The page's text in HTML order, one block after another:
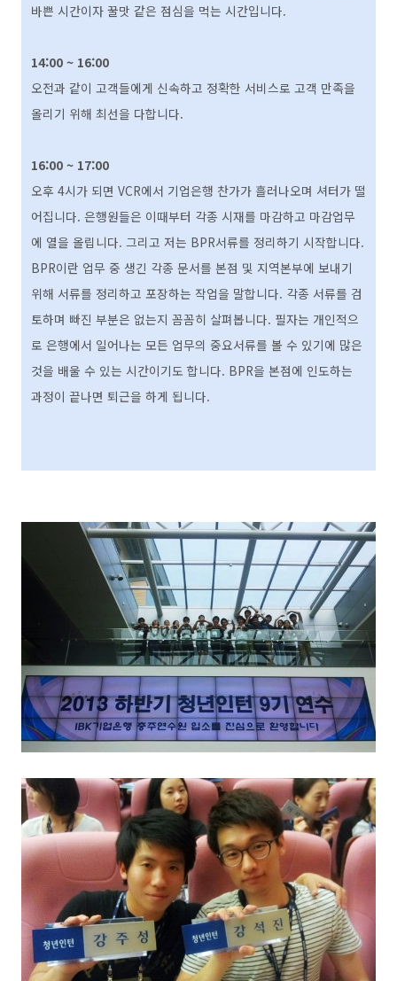
바쁜 시간이자 꿀맛 같은 점심을 먹는 시간입니다.
14:00 ~ 16:00
오전과 같이 고객들에게 신속하고 정확한 서비스로 고객 만족을
올리기 위해 최선을 다합니다.
16:00 ~ 17:00
오후 4시가 되면 VCR에서 기업은행 찬가가 흘러나오며 셔터가 떨
어집니다. 은행원들은 이때부터 각종 시재를 마감하고 마감업무
에 열을 올립니다. 그리고 저는 BPR서류를 정리하기 시작합니다.
BPR이란 업무 중 생긴 각종 문서를 본점 및 지역본부에 보내기
위해 서류를 정리하고 포장하는 작업을 말합니다. 각종 서류를 검
토하며 빠진 부분은 없는지 꼼꼼히 살펴봅니다. 필자는 개인적으
로 은행에서 일어나는 모든 업무의 중요서류를 볼 수 있기에 많은
것을 배울 수 있는 시간이기도 합니다. BPR을 본점에 인도하는
과정이 끝나면 퇴근을 하게 됩니다.